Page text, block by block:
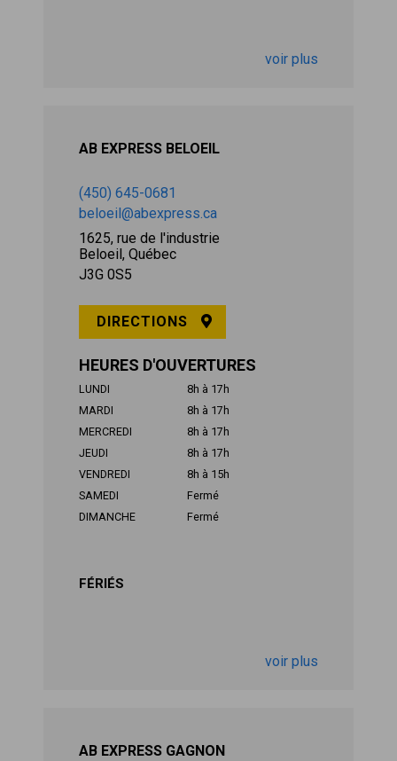
voir plus
AB EXPRESS BELOEIL
(450) 645-0681
beloeil@abexpress.ca
1625, rue de l'industrie
Beloeil, Québec
J3G 0S5
DIRECTIONS
HEURES D'OUVERTURES
LUNDI
8h à 17h
MARDI
8h à 17h
MERCREDI
8h à 17h
JEUDI
8h à 17h
VENDREDI
8h à 15h
SAMEDI
Fermé
DIMANCHE
Fermé
FÉRIÉS
voir plus
AB EXPRESS GAGNON